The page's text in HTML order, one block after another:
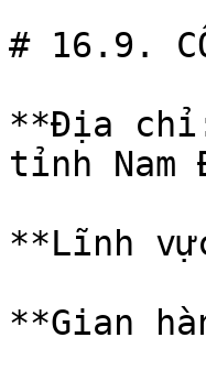
# 16.9.
**Địa
tỉnh Nam
**Lĩnh
**Gian